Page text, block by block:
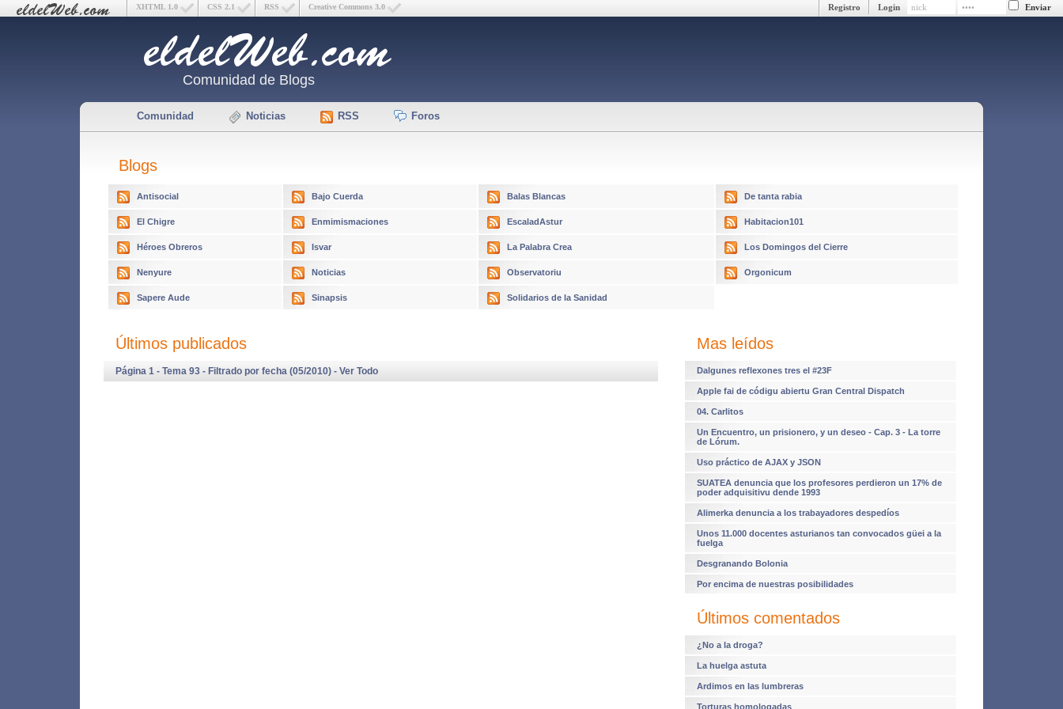
Creative Commons 3.0
RSS
CSS 2.1
XHTML 1.0 Login
Registro
Comunidad de Blogs
Comunidad Noticias RSS Foros
Blogs
Antisocial Bajo Cuerda Balas Blancas De tanta rabia
El Chigre Enmimismaciones EscaladAstur Habitacion101
Héroes Obreros Isvar La Palabra Crea Los Domingos del Cierre
Nenyure Noticias Observatoriu Orgonicum
Sapere Aude Sinapsis Solidarios de la Sanidad
Mas leídos
Dalgunes reflexones tres el #23F
Apple fai de códigu abiertu Gran Central Dispatch
04. Carlitos
Un Encuentro, un prisionero, y un deseo - Cap. 3 - La torre
de Lórum.
Uso práctico de AJAX y JSON
SUATEA denuncia que los profesores perdieron un 17% de
poder adquisitivu dende 1993
Alimerka denuncia a los trabayadores despedíos
Unos 11.000 docentes asturianos tan convocados güei a la
fuelga
Desgranando Bolonia
Por encima de nuestras posibilidades
Últimos comentados
¿No a la droga?
La huelga astuta
Ardimos en las lumbreras
Torturas homologadas
Últimos publicados
Página 1 - Tema 93 - Filtrado por fecha (05/2010) - Ver Todo